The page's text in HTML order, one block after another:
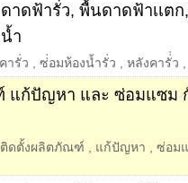
าดฟ้ารั่ว, พื้นดาดฟ้าเเต
ำ
ารั่ว ซ่่อมห้องน้ำรั่ว หลังคารั่่ว
แก้ปัญหา และ ซ่อมแซม
ดตั้งผลิตภัณฑ์ แก้ปัญหา
ซ่อม